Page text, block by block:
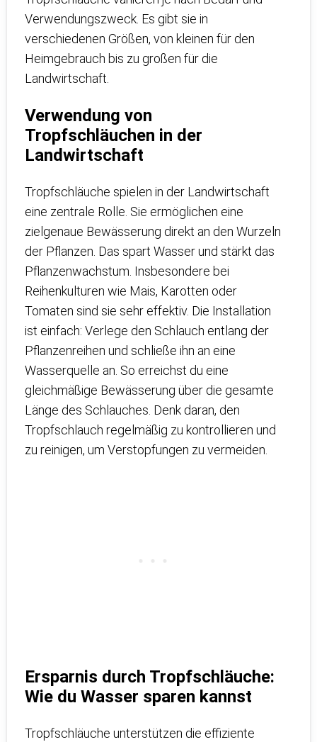
Verwendungszweck. Es gibt sie in
verschiedenen Größen, von kleinen für den
Heimgebrauch bis zu großen für die
Landwirtschaft.
Verwendung von
Tropfschläuchen in der
Landwirtschaft
Tropfschläuche spielen in der Landwirtschaft
eine zentrale Rolle. Sie ermöglichen eine
zielgenaue Bewässerung direkt an den Wurzeln
der Pflanzen. Das spart Wasser und stärkt das
Pflanzenwachstum. Insbesondere bei
Reihenkulturen wie Mais, Karotten oder
Tomaten sind sie sehr effektiv. Die Installation
ist einfach: Verlege den Schlauch entlang der
Pflanzenreihen und schließe ihn an eine
Wasserquelle an. So erreichst du eine
gleichmäßige Bewässerung über die gesamte
Länge des Schlauches. Denk daran, den
Tropfschlauch regelmäßig zu kontrollieren und
zu reinigen, um Verstopfungen zu vermeiden.
Ersparnis durch Tropfschläuche:
Wie du Wasser sparen kannst
Tropfschläuche unterstützen die effiziente